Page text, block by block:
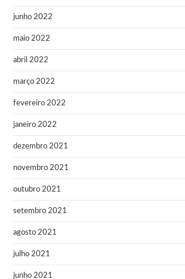
junho 2022
maio 2022
abril 2022
março 2022
fevereiro 2022
janeiro 2022
dezembro 2021
novembro 2021
outubro 2021
setembro 2021
agosto 2021
julho 2021
junho 2021